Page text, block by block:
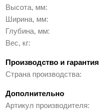
Высота, мм
Ширина, мм
Глубина, мм
Вес, кг
Производство и гарантия
Страна производства
Дополнительно
Артикул производителя